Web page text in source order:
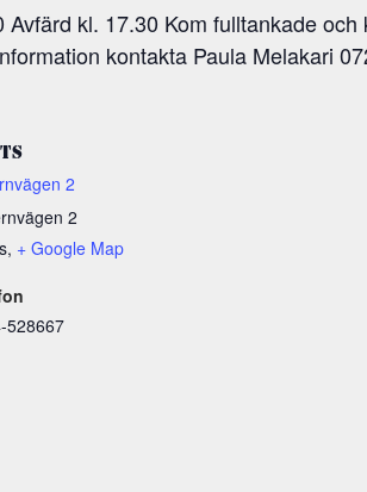
kl. 17.30 Kom fulltankade och
kontakta Paula Melakari
2
2
, + Google Map
528667